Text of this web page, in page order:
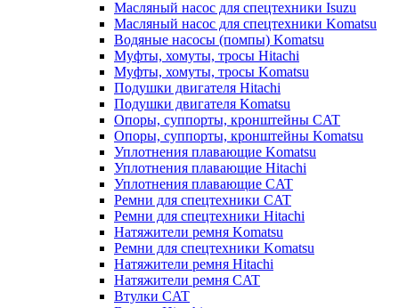
Масляный насос для спецтехники Isuzu
Масляный насос для спецтехники Komatsu
Водяные насосы (помпы) Komatsu
Муфты, хомуты, тросы Hitachi
Муфты, хомуты, тросы Komatsu
Подушки двигателя Hitachi
Подушки двигателя Komatsu
Опоры, суппорты, кронштейны CAT
Опоры, суппорты, кронштейны Komatsu
Уплотнения плавающие Komatsu
Уплотнения плавающие Hitachi
Уплотнения плавающие CAT
Ремни для спецтехники CAT
Ремни для спецтехники Hitachi
Натяжители ремня Komatsu
Ремни для спецтехники Komatsu
Натяжители ремня Hitachi
Натяжители ремня CAT
Втулки CAT